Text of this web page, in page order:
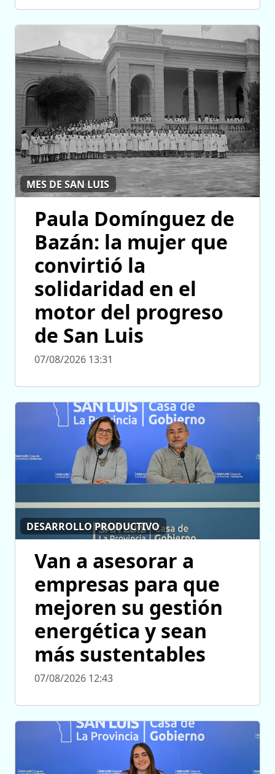
MES DE SAN LUIS
Paula Domínguez de
Bazán: la mujer que
convirtió la
solidaridad en el
motor del progreso
de San Luis
07/08/2026 13:31
DESARROLLO PRODUCTIVO
Van a asesorar a
empresas para que
mejoren su gestión
energética y sean
más sustentables
07/08/2026 12:43